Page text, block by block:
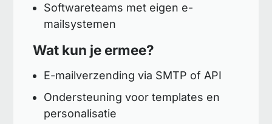
Softwareteams met eigen e-
mailsystemen
Wat kun je ermee?
E-mailverzending via SMTP of API
Ondersteuning voor templates en
personalisatie